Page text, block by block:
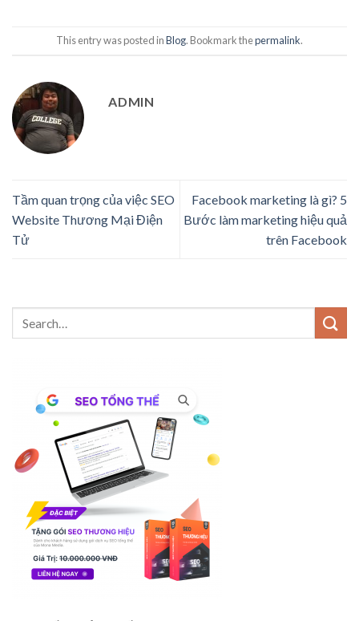
This entry was posted inBlog. Bookmark thepermalink.
ADMIN
Tầm quan trọng của việc SEO
Website Thương Mại Điện
Tử
Facebook marketing là gì? 5
Bước làm marketing hiệu quả
trên Facebook